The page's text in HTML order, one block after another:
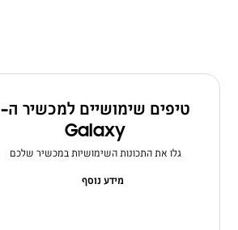
טיפים שימושיים למכשיר ה-
Galaxy
גלו את התכונות השימושיות במכשיר שלכם
מידע נוסף